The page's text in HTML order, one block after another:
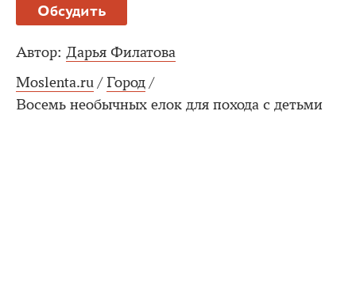
Обсудить
Автор: Дарья Филатова
Moslenta.ru / Город /
Восемь необычных елок для похода с детьми